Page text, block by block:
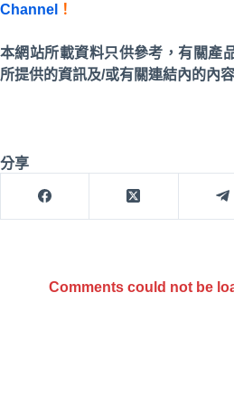
Channel
！
本網站所載資料只供參考，有關產
所提供的資訊及/或有關連結內的內
分享
Comments could not be